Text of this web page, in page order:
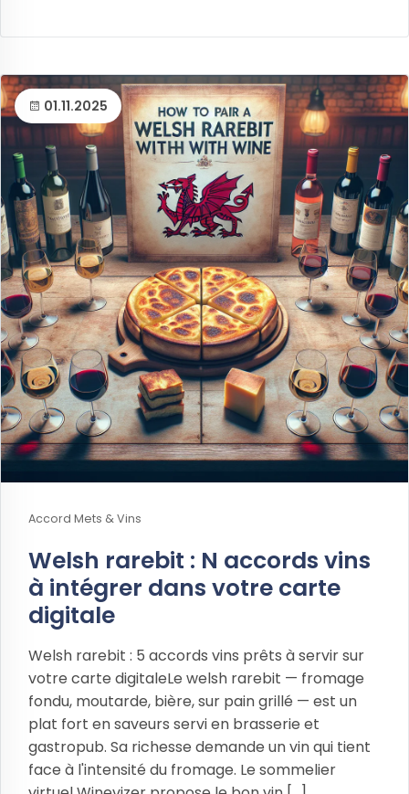
01.11.2025
Accord Mets & Vins
Welsh rarebit : N accords vins
à intégrer dans votre carte
digitale
Welsh rarebit : 5 accords vins prêts à servir sur
votre carte digitaleLe welsh rarebit — fromage
fondu, moutarde, bière, sur pain grillé — est un
plat fort en saveurs servi en brasserie et
gastropub. Sa richesse demande un vin qui tient
face à l'intensité du fromage. Le sommelier